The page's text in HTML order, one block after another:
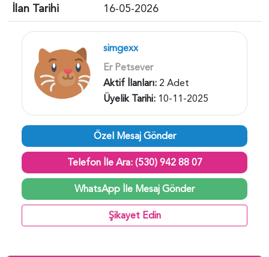
İlan Tarihi
16-05-2026
simgexx
Er Petsever
Aktif İlanları: 2 Adet
Üyelik Tarihi: 10-11-2025
Özel Mesaj Gönder
Telefon İle Ara: (530) 942 88 07
WhatsApp İle Mesaj Gönder
Şikayet Edin